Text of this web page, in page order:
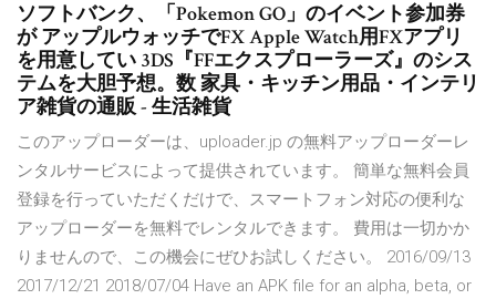
ソフトバンク、「Pokemon GO」のイベント参加券
が アップルウォッチでFX Apple Watch用FXアプリ
を用意してい 3DS『FFエクスプローラーズ』のシス
テムを大胆予想。数 家具・キッチン用品・インテリ
ア雑貨の通販 - 生活雑貨
このアップローダーは、uploader.jp の無料アップローダーレ
ンタルサービスによって提供されています。 簡単な無料会員
登録を行っていただくだけで、スマートフォン対応の便利な
アップローダーを無料でレンタルできます。 費用は一切かか
りませんので、この機会にぜひお試しください。 2016/09/13
2017/12/21 2018/07/04 Have an APK file for an alpha, beta, or